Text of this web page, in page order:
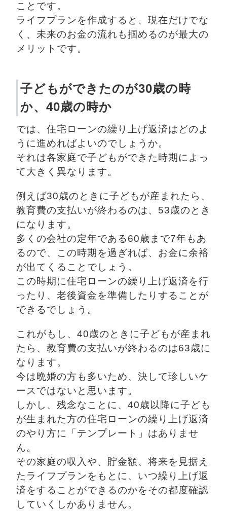
ことです。
ライフプランを作成すると、現在だけでな
く、未来のお金の流れも掴めるのが最大の
メリットです。
子どもができたのが30歳の時
か、40歳の時か
では、住宅ローンの繰り上げ返済はどのよ
うに進めればよいのでしょうか。
それは各家庭で子どもができた時期によっ
て大きく異なります。
例えば30歳のときに子どもが産まれたら、
教育費の支払いが終わるのは、53歳のとき
になります。
多くの会社の定年である60歳まで7年もあ
るので、この時期を過ぎれば、お金に余裕
が出てくることでしょう。
この時期に住宅ローンの繰り上げ返済を行
ったり、老後資金を準備したりすることが
できるでしょう。
これがもし、40歳のときに子どもが産まれ
たら、教育費の支払いが終わるのは63歳に
なります。
今は晩婚の方も多いため、決して珍しいケ
ースではないと思います。
しかし、残念なことに、40歳以降に子ども
が生まれた方の住宅ローンの繰り上げ返済
のやり方に「テンプレート」はありませ
ん。
その家庭の収入や、貯金額、将来を見据え
たライフプランをもとに、いつ繰り上げ返
済をすることができるのかをその都度確認
していくしかありません。